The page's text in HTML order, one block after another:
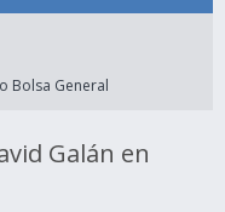
Bolsa General
Galán en